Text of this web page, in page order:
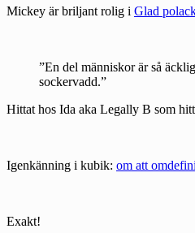
Mickey är briljant rolig i Glad
”En del människor är så
sockervadd.”
Hittat hos Ida aka Legally B som
Igenkänning i kubik: om att
Exakt!